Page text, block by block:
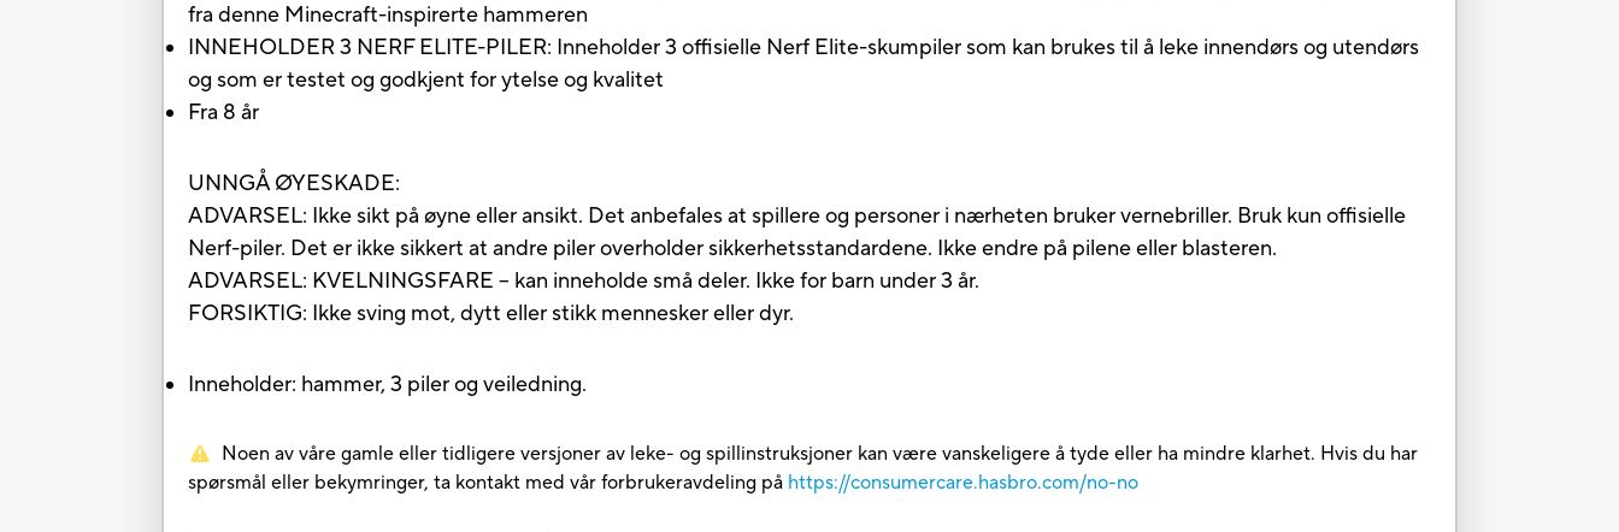
fra denne Minecraft-inspirerte hammeren
INNEHOLDER 3 NERF ELITE-PILER: Inneholder 3 offisielle Nerf Elite-skumpiler som kan brukes til å leke innendørs og utendørs
og som er testet og godkjent for ytelse og kvalitet
Fra 8 år
UNNGÅ ØYESKADE:
ADVARSEL: Ikke sikt på øyne eller ansikt. Det anbefales at spillere og personer i nærheten bruker vernebriller. Bruk kun offisielle
Nerf-piler. Det er ikke sikkert at andre piler overholder sikkerhetsstandardene. Ikke endre på pilene eller blasteren.
ADVARSEL: KVELNINGSFARE – kan inneholde små deler. Ikke for barn under 3 år.
FORSIKTIG: Ikke sving mot, dytt eller stikk mennesker eller dyr.
Inneholder: hammer, 3 piler og veiledning.
Noen av våre gamle eller tidligere versjoner av leke- og spillinstruksjoner kan være vanskeligere å tyde eller ha mindre klarhet. Hvis du har
spørsmål eller bekymringer, ta kontakt med vår forbrukeravdeling på https://consumercare.hasbro.com/no-no